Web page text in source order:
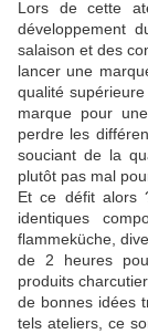
Lors de cette
développement
salaison et des
lancer une
qualité
marque pour
perdre les
souciant de la
plutôt pas mal
Et ce défit alors
identiques
flammeküche,
de 2 heures
produits
de bonnes idées
tels ateliers, ce